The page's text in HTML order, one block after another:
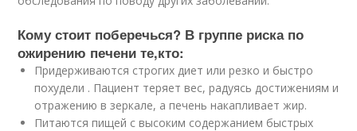
Кому стоит поберечься? В группе риска по
ожирению печени те,кто:
Придерживаются строгих диет или резко и быстро
похудели . Пациент теряет вес, радуясь достижениям и
отражению в зеркале, а печень накапливает жир.
Питаются пищей с высоким содержанием быстрых